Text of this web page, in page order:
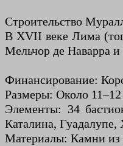
Строительство
В XVII веке Лима
Мельчор де Наварра и
Финансирование:
Размеры: Около
Элементы: 34
Каталина,
Материалы: Камни из